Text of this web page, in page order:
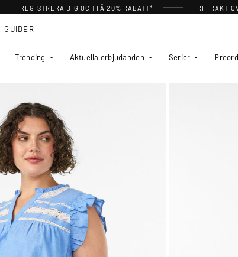
REGISTRERA DIG OCH FÅ 20% RABATT* FRI FRAKT
Trending Aktuella erbjudanden Serier
GUIDER